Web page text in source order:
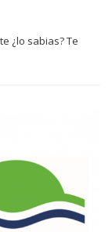
¿lo sabias? Te